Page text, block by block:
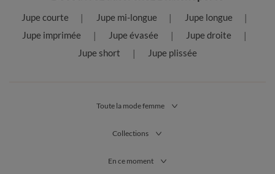
Jupe courte Jupe mi-longue
Jupe longue
Jupe imprimée
Jupe évasée
Jupe droite
Jupe short
Jupe plissée
Toute la mode femme
Collections
En ce moment